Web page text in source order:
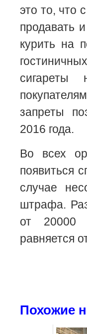
это то, что
продавать
курить на
сигареты
запреты
2016 года.
Во всех
появиться
случае
штрафа.
от 20000
равняется
Похожие